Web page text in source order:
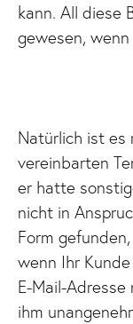
kann. All diese
gewesen,
Natürlich ist es
vereinbarten
er hatte
nicht in
Form
wenn Ihr
E-Mail-
ihm